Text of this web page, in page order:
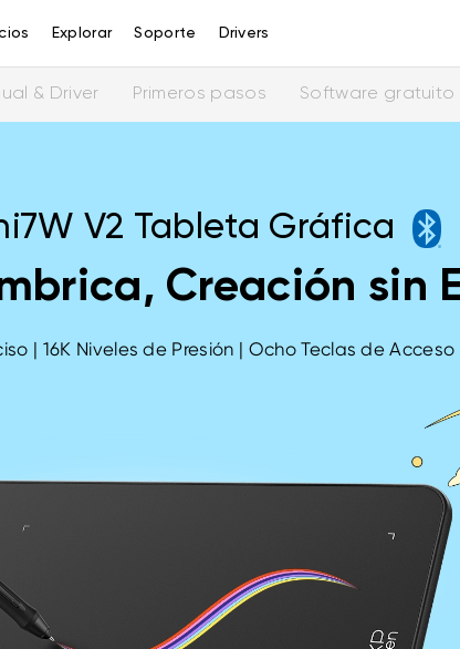
Explorar Soporte Drivers
& Driver Primeros pasos Software gratuito
V2 Tableta Gráfica
Creación sin
| 16K Niveles de Presión | Ocho Teclas de